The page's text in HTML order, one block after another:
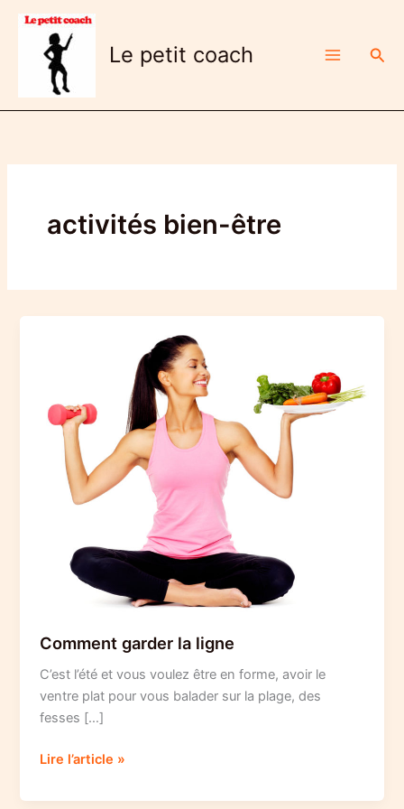
Aller
contenu
Le petit coach
activités bien-être
Comment garder la ligne
C’est l’été et vous voulez être en forme, avoir le
ventre plat pour vous balader sur la plage, des
fesses […]
Comment
la
Lire l’article »